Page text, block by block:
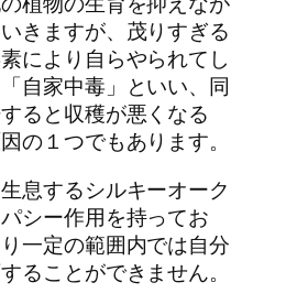
きますが、茂りすぎる
により自らやられてし
自家中毒」といい、同
ると収穫が悪くなる
の１つでもあります。
息するシルキーオーク
シー作用を持ってお
一定の範囲内では自分
ることができません。